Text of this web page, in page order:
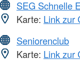
SEG Schnelle
Karte: Link zur
Seniorenclub
Karte: Link zur